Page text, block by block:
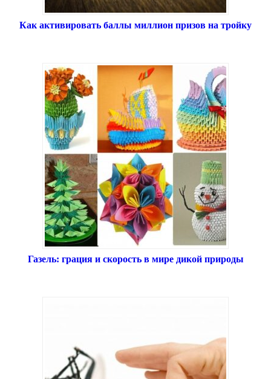
Как активировать баллы миллион призов на тройку
Газель: грация и скорость в мире дикой природы